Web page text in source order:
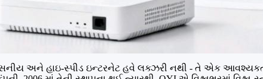
અને હાઇ-સ્પીડ ઇન્ટરનેટ હવે લક્ઝરી નથી - તે એક